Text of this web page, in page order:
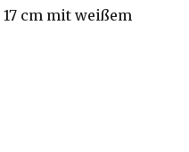
17 cm mit weißem